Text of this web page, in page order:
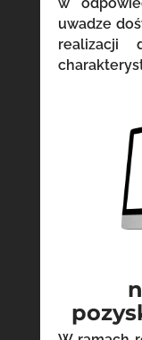
uwadze
realizacji